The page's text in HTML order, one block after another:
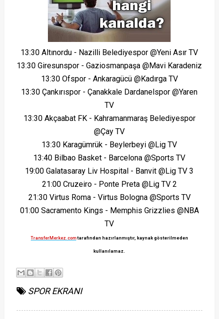
13:30 Altınordu - Nazilli Belediyespor @Yeni Asır TV
13:30 Giresunspor - Gaziosmanpaşa @Mavi Karadeniz
13:30 Ofspor - Ankaragücü @Kadırga TV
13:30 Çankırıspor - Çanakkale Dardanelspor @Yaren
TV
13:30 Akçaabat FK - Kahramanmaraş Belediyespor
@Çay TV
13:30 Karagümrük - Beylerbeyi @Lig TV
13:40 Bilbao Basket - Barcelona @Sports TV
19:00 Galatasaray Liv Hospital - Banvit @Lig TV 3
21:00 Cruzeiro - Ponte Preta @Lig TV 2
21:30 Virtus Roma - Virtus Bologna @Sports TV
01:00 Sacramento Kings - Memphis Grizzlies @NBA
TV
TransferMerkez.comtarafından hazırlanmıştır, kaynak gösterilmeden
kullanılamaz.
SPOR EKRANI